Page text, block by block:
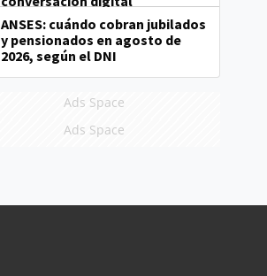
ANSES: cuándo cobran jubilados
y pensionados en agosto de
2026, según el DNI
Ads Space
Ads Space